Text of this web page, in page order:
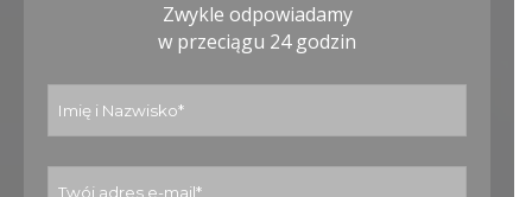
Zwykle odpowiadamy
w przeciągu 24 godzin